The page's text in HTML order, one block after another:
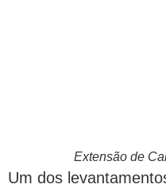
Extensão de
Um dos